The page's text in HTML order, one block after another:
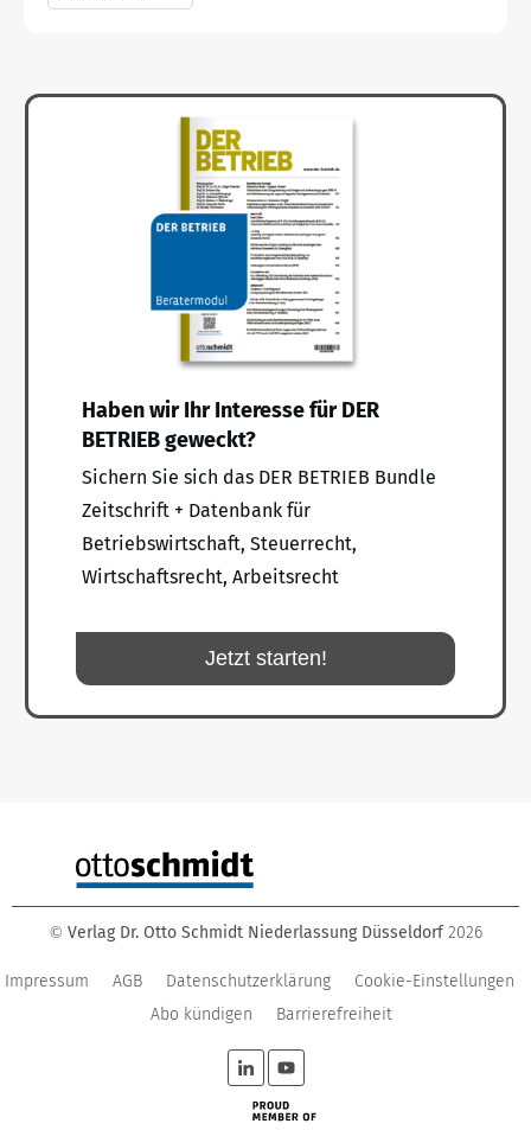
Haben wir Ihr Interesse für DER
BETRIEB geweckt?
Sichern Sie sich das DER BETRIEB Bundle
Zeitschrift + Datenbank für
Betriebswirtschaft, Steuerrecht,
Wirtschaftsrecht, Arbeitsrecht
Jetzt starten!
© Verlag Dr. Otto Schmidt Niederlassung Düsseldorf 2026
Impressum AGB Datenschutzerklärung
Cookie-Einstellungen
Abo kündigen
Barrierefreiheit